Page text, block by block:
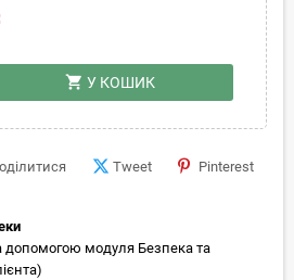
shopping_cart У КОШИК
Tweet Pinterest
допомогою модуля Безпека та